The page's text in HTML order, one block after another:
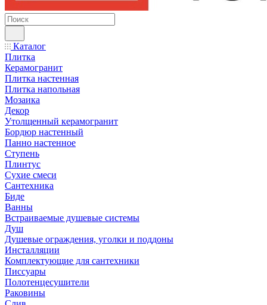
Каталог
Плитка
Керамогранит
Плитка настенная
Плитка напольная
Мозаика
Декор
Утолщенный керамогранит
Бордюр настенный
Панно настенное
Ступень
Плинтус
Сухие смеси
Сантехника
Биде
Ванны
Встраиваемые душевые системы
Душ
Душевые ограждения, уголки и поддоны
Инсталляции
Комплектующие для сантехники
Писсуары
Полотенцесушители
Раковины